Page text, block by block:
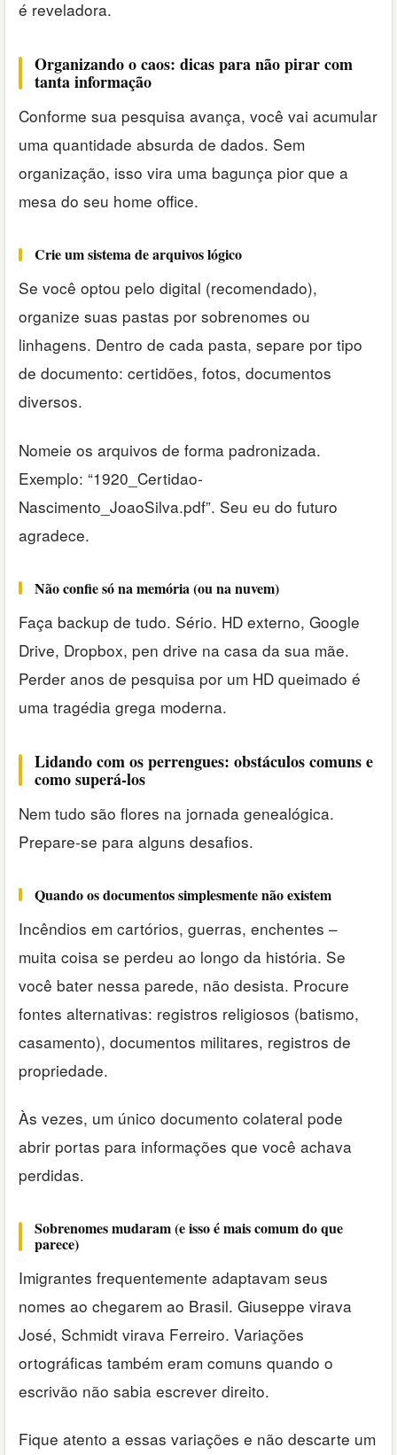
é reveladora.
Organizando o caos: dicas para não pirar com
tanta informação
Conforme sua pesquisa avança, você vai acumular
uma quantidade absurda de dados. Sem
organização, isso vira uma bagunça pior que a
mesa do seu home office.
Crie um sistema de arquivos lógico
Se você optou pelo digital (recomendado),
organize suas pastas por sobrenomes ou
linhagens. Dentro de cada pasta, separe por tipo
de documento: certidões, fotos, documentos
diversos.
Nomeie os arquivos de forma padronizada.
Exemplo: “1920_Certidao-
Nascimento_JoaoSilva.pdf”. Seu eu do futuro
agradece.
Não confie só na memória (ou na nuvem)
Faça backup de tudo. Sério. HD externo, Google
Drive, Dropbox, pen drive na casa da sua mãe.
Perder anos de pesquisa por um HD queimado é
uma tragédia grega moderna.
Lidando com os perrengues: obstáculos comuns e
como superá-los
Nem tudo são flores na jornada genealógica.
Prepare-se para alguns desafios.
Quando os documentos simplesmente não existem
Incêndios em cartórios, guerras, enchentes –
muita coisa se perdeu ao longo da história. Se
você bater nessa parede, não desista. Procure
fontes alternativas: registros religiosos (batismo,
casamento), documentos militares, registros de
propriedade.
Às vezes, um único documento colateral pode
abrir portas para informações que você achava
perdidas.
Sobrenomes mudaram (e isso é mais comum do que
parece)
Imigrantes frequentemente adaptavam seus
nomes ao chegarem ao Brasil. Giuseppe virava
José, Schmidt virava Ferreiro. Variações
ortográficas também eram comuns quando o
escrivão não sabia escrever direito.
Fique atento a essas variações e não descarte um